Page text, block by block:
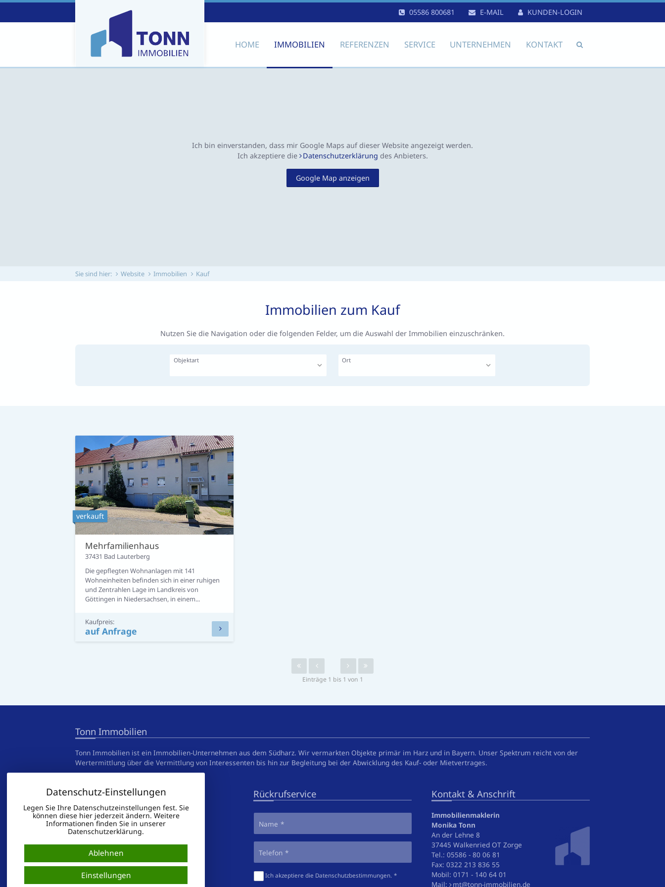
05586 800681 E-MAIL KUNDEN-LOGIN
HOME IMMOBILIEN REFERENZEN SERVICE UNTERNEHMEN KONTAKT
Ich bin einverstanden, dass mir Google Maps auf dieser Website angezeigt werden.
Ich akzeptiere die
Datenschutzerklärung des Anbieters.
Google Map anzeigen
Sie sind hier: Website Immobilien Kauf
Immobilien zum Kauf
Nutzen Sie die Navigation oder die folgenden Felder, um die Auswahl der Immobilien einzuschränken.
Objektart Ort
Kauf
verkauft
Mehrfamilienhaus
37431 Bad Lauterberg
Die gepflegten Wohnanlagen mit 141
Wohneinheiten befinden sich in einer ruhigen
und Zentrahlen Lage im Landkreis von
Göttingen in Niedersachsen, in einem...
Zimmer:
Kaufpreis:
auf Anfrage
Einträge 1 bis 1 von 1
Tonn Immobilien
Tonn Immobilien ist ein Immobilien-Unternehmen aus dem Südharz. Wir vermarkten Objekte primär im Harz und in Bayern. Unser Spektrum reicht von der
Wertermittlung über die Vermittlung von Interessenten bis hin zur Begleitung bei der Abwicklung des Kauf- oder Mietvertrages.
Rückrufservice
Name
Telefon
Ich akzeptiere die Datenschutzbestimmungen.
Kontakt & Anschrift
Immobilienmaklerin
Monika Tonn
An der Lehne 8
37445 Walkenried OT Zorge
Tel.: 05586 - 80 06 81
Fax: 0322 213 836 55
Mobil: 0171 - 140 64 01
Mail:
mt@tonn-immobilien.de
Datenschutz-Einstellungen
Legen Sie Ihre Datenschutzeinstellungen fest. Sie
können diese hier jederzeit ändern. Weitere
Informationen finden Sie in unserer
Datenschutzerklärung.
Ablehnen
Einstellungen